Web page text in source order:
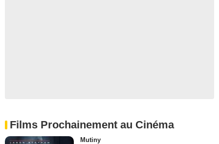
Films Prochainement au Cinéma
Mutiny